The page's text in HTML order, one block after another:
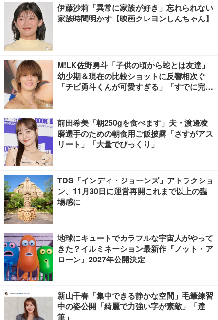
伊藤沙莉「異常に家族が好き」忘れられない
家族時間明かす【映画クレヨンしんちゃん】
M!LK佐野勇斗「子供の頃から蛇とは友達」
幼少期＆現在の比較ショットに反響相次ぐ
「チビ勇斗くんが可愛すぎる」「すでに完成
前田希美「朝250gを食べます」夫・渡邊凌
磨選手のための朝食用ご飯披露「さすがアス
リート」「大量でびっくり」
TDS「インディ・ジョーンズ」アトラクショ
ン、11月30日に運営再開これまで以上の臨
場感に
地球にキュートでカラフルな宇宙人がやって
きた？イルミネーション最新作『ノット・ア
ローン』2027年公開決定
新山千春「集中できる静かな空間」毛筆練習
中の姿公開「綺麗で力強い字が素敵」「達
筆」